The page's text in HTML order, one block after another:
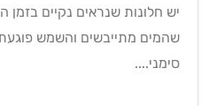
חלונות שנראים נקיים בזמן הניקוי,
מתייבשים והשמש פוגעת